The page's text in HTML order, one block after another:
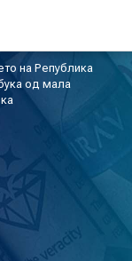
на Република
од мала